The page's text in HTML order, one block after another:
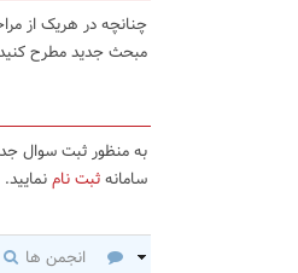
چنانچه در هریک از
مبحث جدید مطرح
به منظور ثبت سوال
سامانهثبت نامنمایید.
انجمن ها